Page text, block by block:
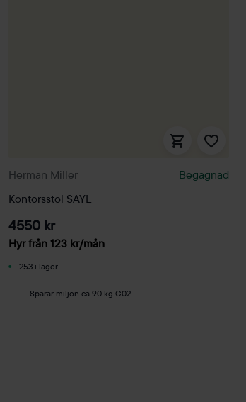
Herman Miller
Begagnad
Kontorsstol SAYL
4550 kr
Hyr från 123 kr/mån
253 i lager
Sparar miljön ca 90 kg C02